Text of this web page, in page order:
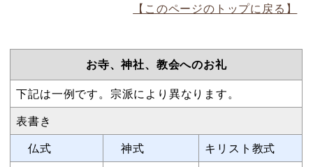
【このページのトップに戻る】
お寺、神社、教会へのお礼
下記は一例です。宗派により異なります。
表書き
仏式
神式
キリスト教式